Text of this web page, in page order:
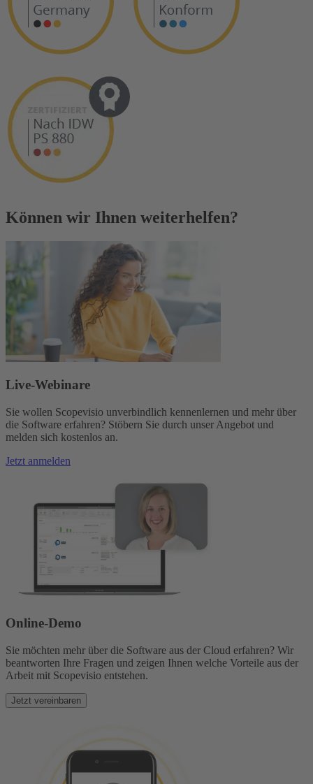
Können wir Ihnen weiterhelfen?
Live-Webinare
Sie wollen Scopevisio unverbindlich kennenlernen und mehr über
die Software erfahren? Stöbern Sie durch unser Angebot und
melden sich kostenlos an.
Jetzt anmelden
Online-Demo
Sie möchten mehr über die Software aus der Cloud erfahren? Wir
beantworten Ihre Fragen und zeigen Ihnen welche Vorteile aus der
Arbeit mit Scopevisio entstehen.
Jetzt vereinbaren